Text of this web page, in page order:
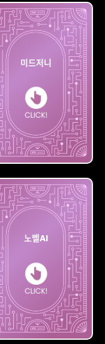
미드저니
미드저니
노벨AI
노벨AI